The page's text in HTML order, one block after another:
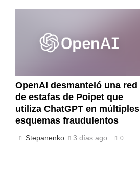
OpenAI desmanteló una red
de estafas de Poipet que
utiliza ChatGPT en múltiples
esquemas fraudulentos
Stepanenko 3 días ago 0